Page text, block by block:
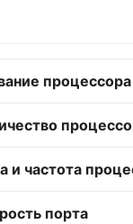
процессора
и частота
порта